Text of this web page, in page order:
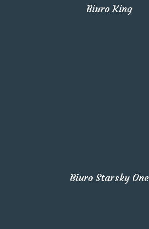
Biuro King
Biuro Starsky One